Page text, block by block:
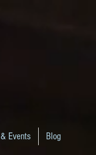
Events Blog